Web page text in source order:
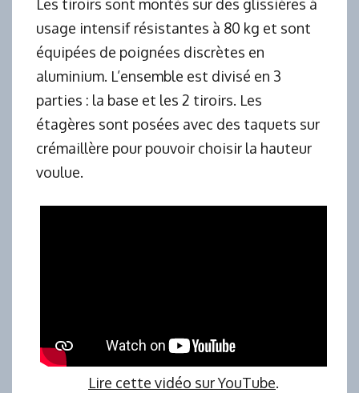
Les tiroirs sont montés sur des glissières à
usage intensif résistantes à 80 kg et sont
équipées de poignées discrètes en
aluminium. L’ensemble est divisé en 3
parties : la base et les 2 tiroirs. Les
étagères sont posées avec des taquets sur
crémaillère pour pouvoir choisir la hauteur
voulue.
Lire cette vidéo sur YouTube.